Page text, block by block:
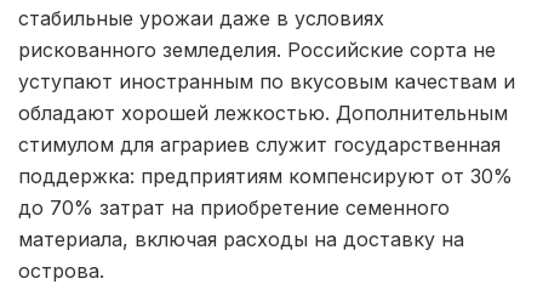
стабильные урожаи даже в условиях
рискованного земледелия. Российские сорта не
уступают иностранным по вкусовым качествам и
обладают хорошей лежкостью. Дополнительным
стимулом для аграриев служит государственная
поддержка: предприятиям компенсируют от 30%
до 70% затрат на приобретение семенного
материала, включая расходы на доставку на
острова.